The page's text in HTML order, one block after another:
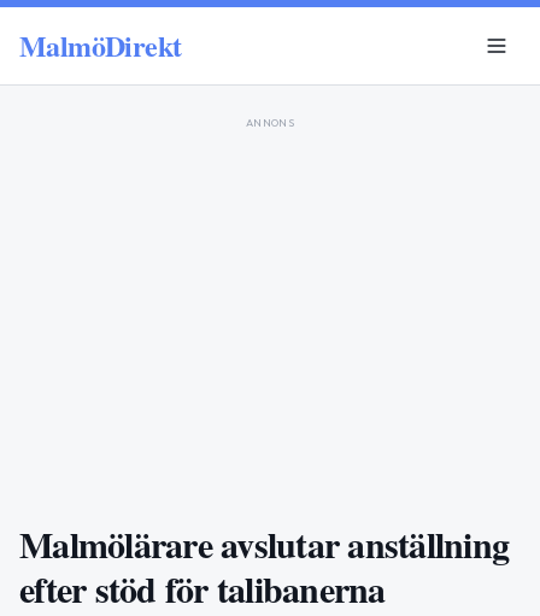
MalmöDirekt
ANNONS
Malmölärare avslutar anställning
efter stöd för talibanerna